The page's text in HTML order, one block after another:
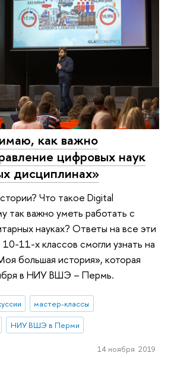
как важно
цифровых наук
дисциплинах»
Что такое Digital
так важно уметь работать с
науках? Ответы на все эти
11-х классов смогли узнать на
большая история», которая
в НИУ ВШЭ – Пермь.
мастер-классы
НИУ ВШЭ в Перми
14 ноября 2019